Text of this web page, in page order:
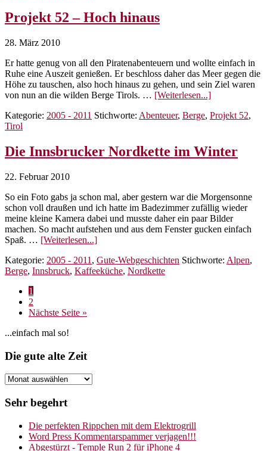
nein?
Projekt 52 – Hoch hinaus
28. März 2010
Er hatte genug von all den Piratenabenteuern und wollte einfach in
Ruhe eine Auszeit genießen. Er beschloss daher das Meer gegen die
Höhe zu tauschen, also hoch hinaus zu gehen, und sein Ziel waren
von nun an die wilden Berge Tirols. … [Weiterlesen...]ÜberProjekt
–
Kategorie: 2005 - 2011 Stichworte: Abenteuer, Berge, Projekt 52,
Tirol
Die Innsbrucker Nordkette im Winter
22. Februar 2010
So ein Foto gabs ja schon mal, aber gestern war die Morgensonne
schon voll draußen und ich hatte im Badezimmer zufällig wieder
meine kleine Kamera dabei und musste daher ein paar Bilder
machen. So macht aufstehen und aus dem Fenster gucken einfach
Spaß. … [Weiterlesen...]ÜberDie
Nordkette
im
Kategorie: 2005 - 2011 , Gute-Webgeschichten Stichworte: Alpen,
Berge, Innsbruck, Kaffeeküche, Nordkette
Seite
1
Seite
2
Nächste Seite aufrufen
»
Seitenspalte
...einfach mal so!
Footer
Die gute alte Zeit
Die
alte
Sehr begehrt
Die perfekten Rippchen mit dem Elektrogrill
Word Press Kommentarspammer verjagen!!!
Abgestürzt - Temple Run 2 für iPhone 4